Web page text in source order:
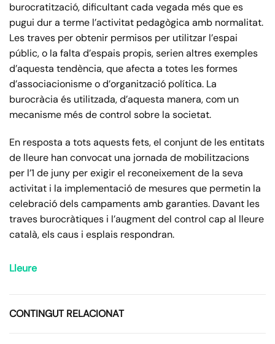
burocratització, dificultant cada vegada més que es
pugui dur a terme l’activitat pedagògica amb normalitat.
Les traves per obtenir permisos per utilitzar l’espai
públic, o la falta d’espais propis, serien altres exemples
d’aquesta tendència, que afecta a totes les formes
d’associacionisme o d’organització política. La
burocràcia és utilitzada, d’aquesta manera, com un
mecanisme més de control sobre la societat.
En resposta a tots aquests fets, el conjunt de les entitats
de lleure han convocat una jornada de mobilitzacions
per l’1 de juny per exigir el reconeixement de la seva
activitat i la implementació de mesures que permetin la
celebració dels campaments amb garanties. Davant les
traves burocràtiques i l’augment del control cap al lleure
català, els caus i esplais respondran.
Lleure
CONTINGUT RELACIONAT